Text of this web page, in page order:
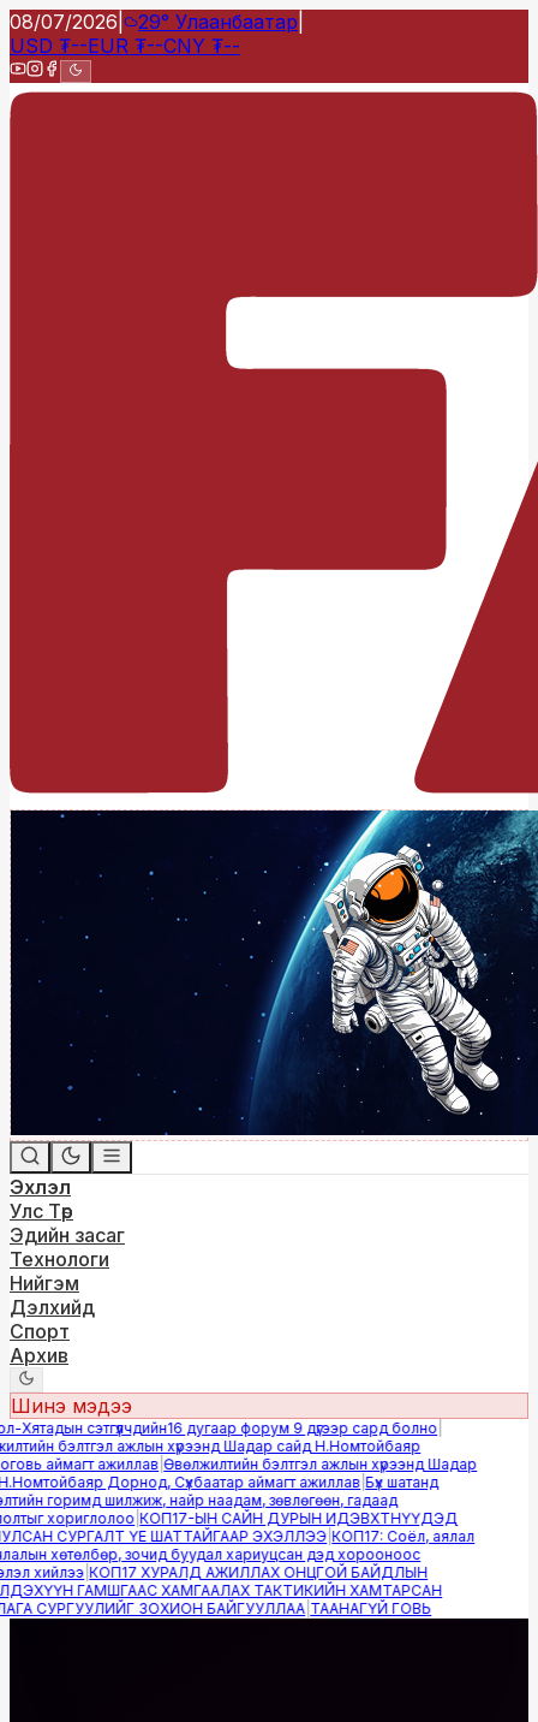
08/07/2026 29° Улаанбаатар
USD ₮--EUR ₮--CNY ₮--
Эхлэл
Улс Төр
Эдийн засаг
Технологи
Нийгэм
Дэлхийд
Спорт
Архив
Шинэ мэдээ
сэтгүүлчдийн16 дугаар форум 9 дүгээр сард болно|
бэлтгэл ажлын хүрээнд Шадар сайд Н.Номтойбаяр
аймагт ажиллав|Өвөлжилтийн бэлтгэл ажлын хүрээнд Шадар
Дорнод, Сүхбаатар аймагт ажиллав|Бүх шатанд
горимд шилжиж, найр наадам, зөвлөгөөн, гадаад
хориглолоо|КОП17-ЫН САЙН ДУРЫН ИДЭВХТНҮҮДЭД
СУРГАЛТ ҮЕ ШАТТАЙГААР ЭХЭЛЛЭЭ|КОП17: Соёл, аялал
хөтөлбөр, зочид буудал хариуцсан дэд хорооноос
хийлээ|КОП17 ХУРАЛД АЖИЛЛАХ ОНЦГОЙ БАЙДЛЫН
ГАМШГААС ХАМГААЛАХ ТАКТИКИЙН ХАМТАРСАН
СУРГУУЛИЙГ ЗОХИОН БАЙГУУЛЛАА|ТААНАГҮЙ ГОВЬ